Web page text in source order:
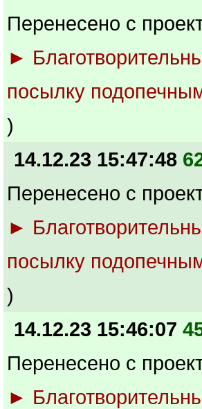
Перенесено с
►
посылку
)
14.12.23 15:47:48
Перенесено с
►
посылку
)
14.12.23 15:46:07
Перенесено с
►